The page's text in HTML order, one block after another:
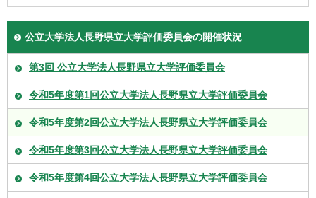
公立大学法人長野県立大学評価委員会の開催状況
第3回 公立大学法人長野県立大学評価委員会
令和5年度第1回公立大学法人長野県立大学評価委員会
令和5年度第2回公立大学法人長野県立大学評価委員会
令和5年度第3回公立大学法人長野県立大学評価委員会
令和5年度第4回公立大学法人長野県立大学評価委員会